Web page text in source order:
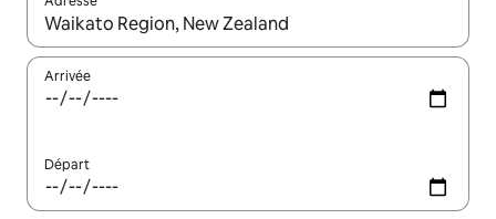
Lorsque les résultats s'affichent, utilisez les flèches vers le
Arrivée
Départ